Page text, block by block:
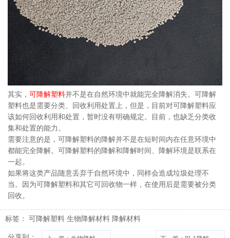
其实， 可降解塑料并不是在自然环境中就能完全降解消失。可降解
塑料也是需要分类、回收利用处置上，但是，目前对可降解塑料应
该如何回收利用和处置，暂时没有明确规定。目前，也缺乏分类收
集和处置的能力。
需要注意的是，可降解塑料的降解并不是在短时间内在任意环境中
都能完全降解。可降解塑料的降解和降解时间、降解环境是联系在
一起。
如果将这类产品随意丢弃于自然环境中，同样会造成垃圾处理不
当。因为可降解塑料和其它可回收物一样，在使用后是需要被分类
回收。
标签： 可降解塑料 生物降解材料 降解材料